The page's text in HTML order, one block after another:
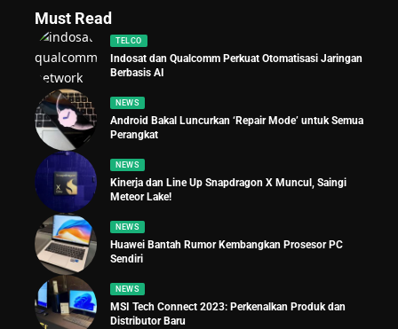
Must Read
TELCO
Indosat dan Qualcomm Perkuat Otomatisasi Jaringan
Berbasis AI
NEWS
Android Bakal Luncurkan ‘Repair Mode’ untuk Semua
Perangkat
NEWS
Kinerja dan Line Up Snapdragon X Muncul, Saingi
Meteor Lake!
NEWS
Huawei Bantah Rumor Kembangkan Prosesor PC
Sendiri
NEWS
MSI Tech Connect 2023: Perkenalkan Produk dan
Distributor Baru